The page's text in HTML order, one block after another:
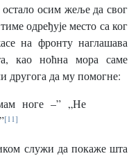
осим жеље да свог
одређује место са ког
на фронту наглашава
као ноћна мора саме
другога да му помогне:
ноге –” „Не
[11]
служи да покаже шта